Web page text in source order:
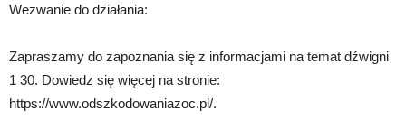
Wezwanie do działania:
Zapraszamy do zapoznania się z informacjami na temat dźwigni
1 30. Dowiedz się więcej na stronie:
https://www.odszkodowaniazoc.pl/.